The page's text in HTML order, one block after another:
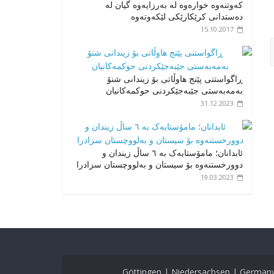
کەوتنەوە خوارەوە لە بەرزایەوە گیان لە
دەستدانی کرێکارێکی لێکەوتەوە
15.10.2017
ڕاگواستنی پێنج هاوڵاتی بۆ زیندانی شنۆ
بەمەبەستی جێبەجێکردنی حوکمەکانیان
31.12.2023
ئابدانان؛ مامۆستایەک بە ٦ ساڵ زیندان و
دوورخستنەوە بۆ سیستان و بەلووچستان سزادرا
19.03.2023